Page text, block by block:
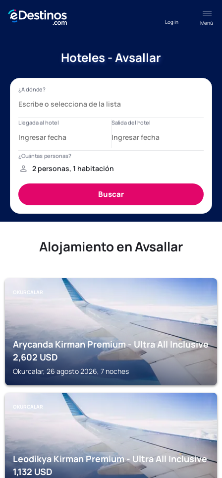
Menú
Log in
Hoteles - Avsallar
Alojamiento en Avsallar
OKURCALAR
Arycanda Kirman Premium - Ultra All Inclusive
2,602 USD
Okurcalar, 26 agosto 2026, 7 noches
OKURCALAR
Leodikya Kirman Premium - Ultra All Inclusive
1,132USD